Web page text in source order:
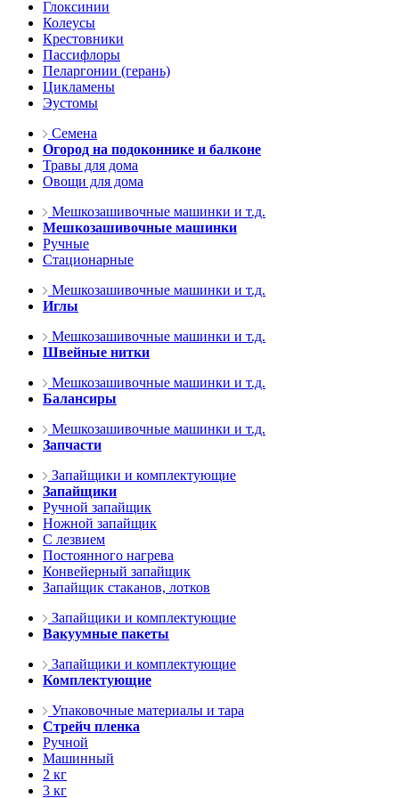
Глоксинии
Колеусы
Крестовники
Пассифлоры
Пеларгонии (герань)
Цикламены
Эустомы
Семена
Огород на подоконнике и балконе
Травы для дома
Овощи для дома
Мешкозашивочные машинки и т.д.
Мешкозашивочные машинки
Ручные
Стационарные
Мешкозашивочные машинки и т.д.
Иглы
Мешкозашивочные машинки и т.д.
Швейные нитки
Мешкозашивочные машинки и т.д.
Балансиры
Мешкозашивочные машинки и т.д.
Запчасти
Запайщики и комплектующие
Запайщики
Ручной запайщик
Ножной запайщик
С лезвием
Постоянного нагрева
Конвейерный запайщик
Запайщик стаканов, лотков
Запайщики и комплектующие
Вакуумные пакеты
Запайщики и комплектующие
Комплектующие
Упаковочные материалы и тара
Стрейч пленка
Ручной
Машинный
2 кг
3 кг